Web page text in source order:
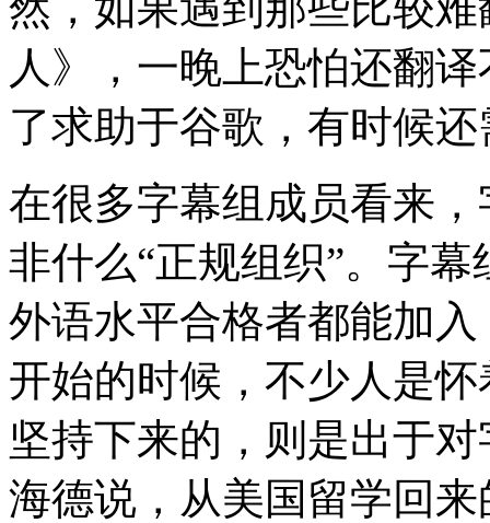
人》，一晚上恐怕还翻
了求助于谷歌，有时候
在很多字幕组成员看来
非什么“正规组织”。字
外语水平合格者都能加
开始的时候，不少人是
坚持下来的，则是出于
海德说，从美国留学回